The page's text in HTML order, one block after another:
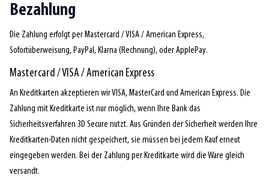
Bezahlung
Die Zahlung erfolgt per Mastercard / VISA / American Express,
Sofortüberweisung, PayPal, Klarna (Rechnung), oder ApplePay.
Mastercard / VISA / American Express
An Kreditkarten akzeptieren wir VISA, MasterCard und American Express. Die
Zahlung mit Kreditkarte ist nur möglich, wenn Ihre Bank das
Sicherheitsverfahren 3D Secure nutzt. Aus Gründen der Sicherheit werden Ihre
Kreditkarten-Daten nicht gespeichert, sie müssen bei jedem Kauf erneut
eingegeben werden. Bei der Zahlung per Kreditkarte wird die Ware gleich
versandt.